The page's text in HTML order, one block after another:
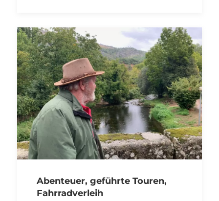
Abenteuer, geführte Touren,
Fahrradverleih